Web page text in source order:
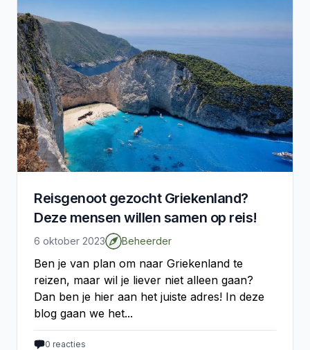
Reisgenoot gezocht Griekenland?
Deze mensen willen samen op reis!
6 oktober 2023 Beheerder
Ben je van plan om naar Griekenland te
reizen, maar wil je liever niet alleen gaan?
Dan ben je hier aan het juiste adres! In deze
blog gaan we het...
0 reacties